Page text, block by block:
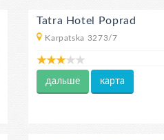
Tatra Hotel Poprad
Karpatska 3273/7
дальше карта